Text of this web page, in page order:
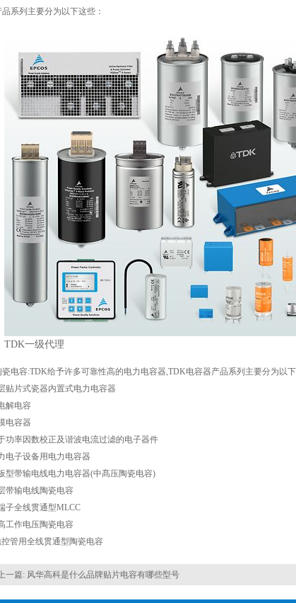
系列主要分为以下这些：
TDK一级代理
电容:TDK给予许多可靠性高的电力电容器,TDK电容器产品系列主要分为以下
贴片式瓷器内置式电力电容器
解电容
电容器
功率因数校正及谐波电流过滤的电子器件
电子设备用电力电容器
型带输电线电力电容器(中髙压陶瓷电容)
带输电线陶瓷电容
子全线贯通型MLCC
工作电压陶瓷电容
控管用全线贯通型陶瓷电容
一篇: 风华高科是什么品牌贴片电容有哪些型号